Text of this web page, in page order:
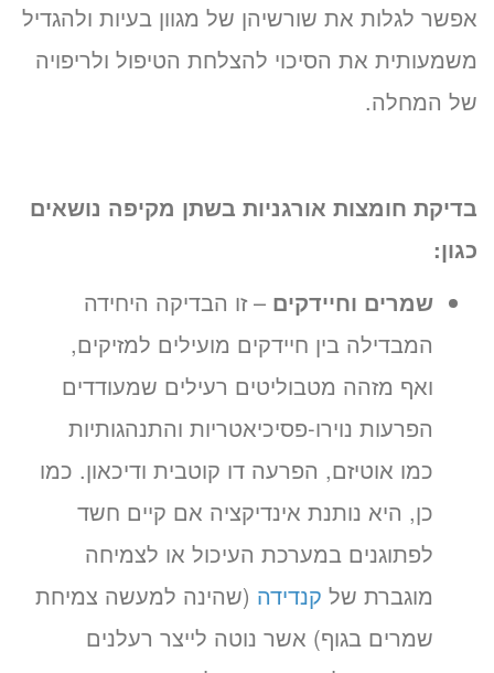
אפשר לגלות את שורשיהן של מגוון בעיות ולהגדיל
משמעותית את הסיכוי להצלחת הטיפול ולריפויה
של המחלה.
בדיקת חומצות אורגניות בשתן מקיפה נושאים
כגון:
שמרים וחיידקים – זו הבדיקה היחידה
המבדילה בין חיידקים מועילים למזיקים,
ואף מזהה מטבוליטים רעילים שמעודדים
הפרעות נוירו-פסיכיאטריות והתנהגותיות
כמו אוטיזם, הפרעה דו קוטבית ודיכאון. כמו
כן, היא נותנת אינדיקציה אם קיים חשד
לפתוגנים במערכת העיכול או לצמיחה
מוגברת של קנדידה (שהינה למעשה צמיחת
שמרים בגוף) אשר נוטה לייצר רעלנים